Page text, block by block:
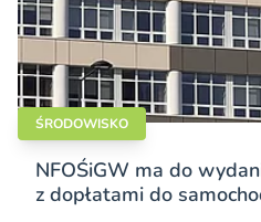
ŚRODOWISKO
NFOŚiGW ma do
z dopłatami do